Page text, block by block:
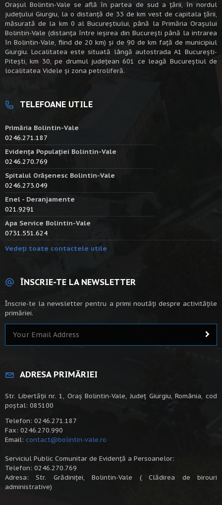
Oraşul Bolintin-Vale se află în partea de sud a ţării, în nordul
judeţului Giurgiu, la o distanţă de 33 de km vest de capitala țării,
măsurată de la km 0 al Bucureștiului, până la Primăria Orașului
Bolintin-Vale (distanța între ieșirea din București până la intrarea
în Bolintin-Vale, fiind de 20 km) şi de 90 de km faţă de municipiul
Giurgiu. Localitatea este situată lângă autostrada A1 Bucureşti-
Piteşti, km 30, pe drumul judeţean 601 ce leagă Bucureştiul de
localitatea Videle şi zona petroliferă.
TELEFOANE UTILE
Primăria Bolintin-Vale
0246.271.187
Evidența Populației Bolintin-Vale
0246.270.769
Spitalul Orășenesc Bolintin-Vale
0246.273.049
Enel - Deranjamente
021.9291
Apa Service Bolintin-Vale
0731.551.624
Vedeți toate contactele utile
ÎNSCRIE-TE LA NEWSLETTER
Înscrie-te la newsletter pentru a primi noutăți despre activitățile
primăriei.
ADRESA PRIMĂRIEI
Str. Libertății nr. 1, Oraș Bolintin-Vale, Județ Giurgiu, România, cod
poștal: 085100
Telefon: 0246.271.187
Fax: 0246.270.990
Email: contact@bolintin-vale.ro
Serviciul Public Comunitar de Evidență a Persoanelor:
Telefon: 0246.270.769
Adresa: Str. Grădiniței, Bolintin-Vale ( Clădirea de birouri
administrative)